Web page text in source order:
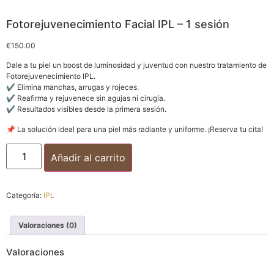
Fotorejuvenecimiento Facial IPL – 1 sesión
€150.00
Dale a tu piel un boost de luminosidad y juventud con nuestro tratamiento de
Fotorejuvenecimiento IPL.
✔ Elimina manchas, arrugas y rojeces.
✔ Reafirma y rejuvenece sin agujas ni cirugía.
✔ Resultados visibles desde la primera sesión.
📌 La solución ideal para una piel más radiante y uniforme. ¡Reserva tu cita!
Añadir al carrito
Categoría: IPL
Valoraciones (0)
Valoraciones